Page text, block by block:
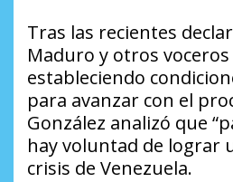
Tras las recientes
Maduro y otros
estableciendo
para avanzar con el
González analizó que
hay voluntad de lograr
crisis de Venezuela.